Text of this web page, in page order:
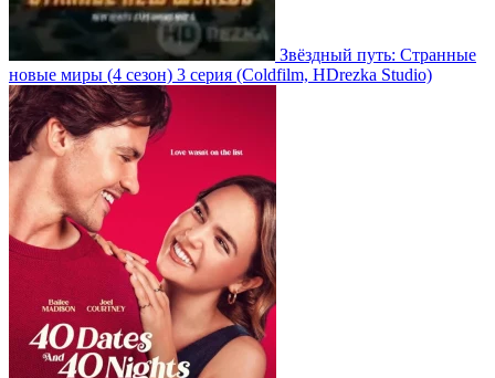
Звёздный путь: Странные
новые миры (4 сезон) 3 серия (Coldfilm, HDrezka Studio)